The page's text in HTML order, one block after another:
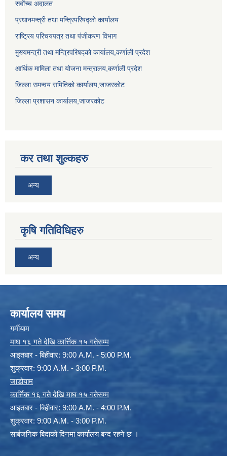
सर्वाेच्च अदालत
प्रधानमन्त्री तथा मन्त्रिपरिषद्को कार्यालय
राष्ट्रिय परिचयपत्र तथा पंजीकरण विभाग
मुख्यमन्त्री तथा मन्त्रिपरिषद्को कार्यालय,कर्णाली प्रदेश
आर्थिक मामिला तथा योजना मन्त्रालय,कर्णाली प्रदेश
जिल्ला समन्वय समितिको कार्यालय,जाजरकाेट
जिल्ला प्रशासन कार्यालय,जाजरकोट
कर तथा शुल्कहरु
अन्य
कृषि गतिविधिहरु
अन्य
कार्यालय समय
गर्मीयाम
माघ १६ गते देखि कार्त्तिक १५ गतेसम्म
आइतबार - बिहीवार: 9:00 A.M. - 5:00 P.M.
शुक्रवार: 9:00 A.M. - 3:00 P.M.
जाडोयाम
कार्त्तिक १६ गते देखि माघ १५ गतेसम्म
आइतबार - बिहीवार: 9:00 A.M. - 4:00 P.M.
शुक्रवार: 9:00 A.M. - 3:00 P.M.
सार्बजनिक बिदाको दिनमा कार्यालय बन्द रहने छ ।